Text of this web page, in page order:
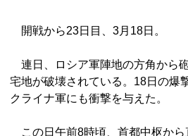
開戦から23日目、3月18日。
連日、ロシア軍陣地の方角から
宅地が破壊されている。18日の爆
クライナ軍にも衝撃を与えた。
この日午前8時頃、首都中枢から